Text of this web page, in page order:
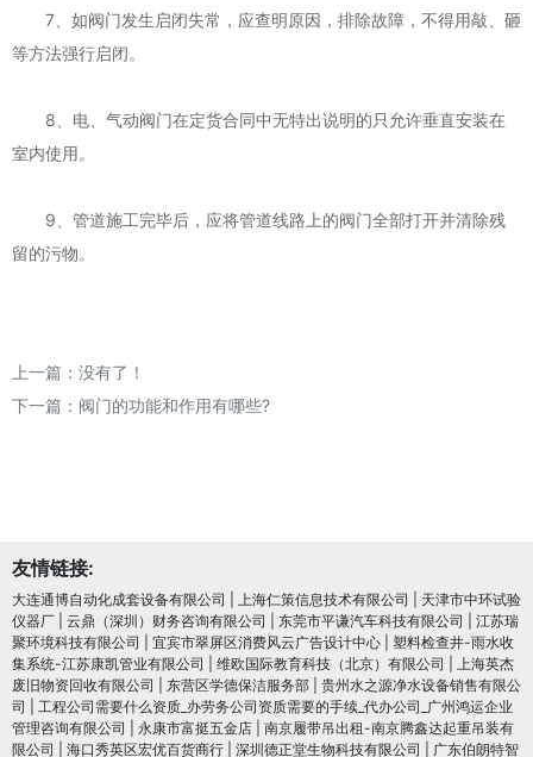
7、如阀门发生启闭失常，应查明原因，排除故障，不得用敲、砸
等方法强行启闭。
8、电、气动阀门在定货合同中无特出说明的只允许垂直安装在
室内使用。
9、管道施工完毕后，应将管道线路上的阀门全部打开并清除残
留的污物。
上一篇：没有了！
下一篇： 阀门的功能和作用有哪些?
友情链接:
大连通博自动化成套设备有限公司 上海仁策信息技术有限公司
天津市中环试验
仪器厂
云鼎（深圳）财务咨询有限公司 东莞市平谦汽车科技有限公司
江苏瑞
聚环境科技有限公司
宜宾市翠屏区消费风云广告设计中心
塑料检查井-雨水收
集系统-江苏康凯管业有限公司
维欧国际教育科技（北京）有限公司
上海英杰
废旧物资回收有限公司
东营区学德保洁服务部
贵州水之源净水设备销售有限公
司
工程公司需要什么资质_办劳务公司资质需要的手续_代办公司_广州鸿运企业
管理咨询有限公司
永康市富挺五金店
南京履带吊出租-南京腾鑫达起重吊装有
限公司
海口秀英区宏优百货商行 深圳德正堂生物科技有限公司 广东伯朗特智